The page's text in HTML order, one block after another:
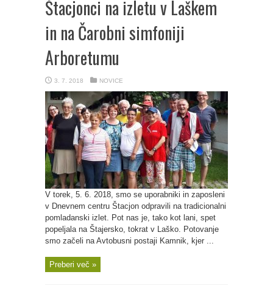
Štacjonci na izletu v Laškem
in na Čarobni simfoniji
Arboretumu
3. 7. 2018 NOVICE
V torek, 5. 6. 2018, smo se uporabniki in zaposleni
v Dnevnem centru Štacjon odpravili na tradicionalni
pomladanski izlet. Pot nas je, tako kot lani, spet
popeljala na Štajersko, tokrat v Laško. Potovanje
smo začeli na Avtobusni postaji Kamnik, kjer ...
Preberi več »